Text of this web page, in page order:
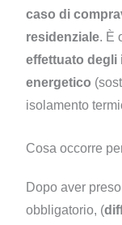
caso di
residenziale. È
effettuato degli
energetico
isolamento
Cosa occorre
Dopo aver
obbligatorio, (